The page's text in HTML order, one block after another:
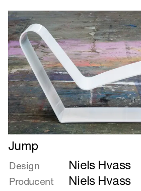
out
than
to
fade
away
Læs
mere
om
Jump
Jump
Design Niels Hvass
Producent Niels Hvass